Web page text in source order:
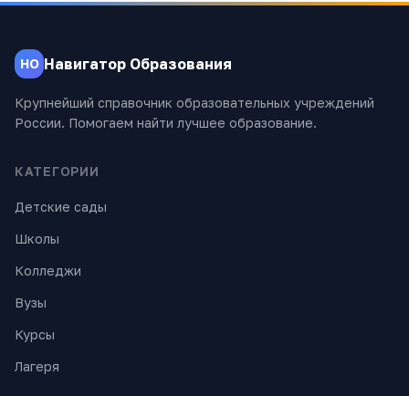
НО Навигатор Образования
Крупнейший справочник образовательных учреждений
России. Помогаем найти лучшее образование.
КАТЕГОРИИ
Детские сады
Школы
Колледжи
Вузы
Курсы
Лагеря